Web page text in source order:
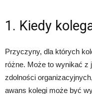
1. Kiedy
Przyczyny, dla których
różne. Może to wynikać z
zdolności
awans kolegi może być